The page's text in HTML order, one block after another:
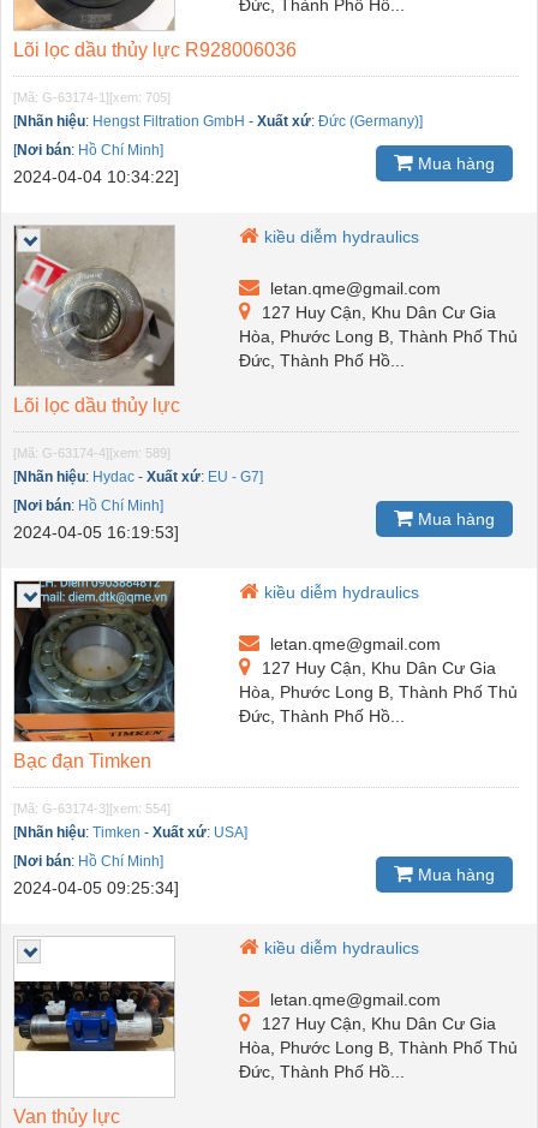
Đức, Thành Phố Hồ...
Lõi lọc dầu thủy lực R928006036
[Mã: G-63174-1][xem: 705]
[Nhãn hiệu: Hengst Filtration GmbH - Xuất xứ: Đức (Germany)]
[Nơi bán: Hồ Chí Minh]
2024-04-04 10:34:22]
Mua hàng
kiều diễm hydraulics
letan.qme@gmail.com
127 Huy Cận, Khu Dân Cư Gia
Hòa, Phước Long B, Thành Phố Thủ
Đức, Thành Phố Hồ...
Lõi lọc dầu thủy lực
[Mã: G-63174-4][xem: 589]
[Nhãn hiệu: Hydac - Xuất xứ: EU - G7]
[Nơi bán: Hồ Chí Minh]
2024-04-05 16:19:53]
Mua hàng
kiều diễm hydraulics
letan.qme@gmail.com
127 Huy Cận, Khu Dân Cư Gia
Hòa, Phước Long B, Thành Phố Thủ
Đức, Thành Phố Hồ...
Bạc đạn Timken
[Mã: G-63174-3][xem: 554]
[Nhãn hiệu: Timken - Xuất xứ: USA]
[Nơi bán: Hồ Chí Minh]
2024-04-05 09:25:34]
Mua hàng
kiều diễm hydraulics
letan.qme@gmail.com
127 Huy Cận, Khu Dân Cư Gia
Hòa, Phước Long B, Thành Phố Thủ
Đức, Thành Phố Hồ...
Van thủy lực